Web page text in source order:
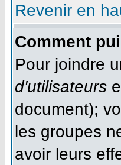
Revenir en
Comment
Pour joindre
d'utilisateurs
document);
les groupes
avoir leurs